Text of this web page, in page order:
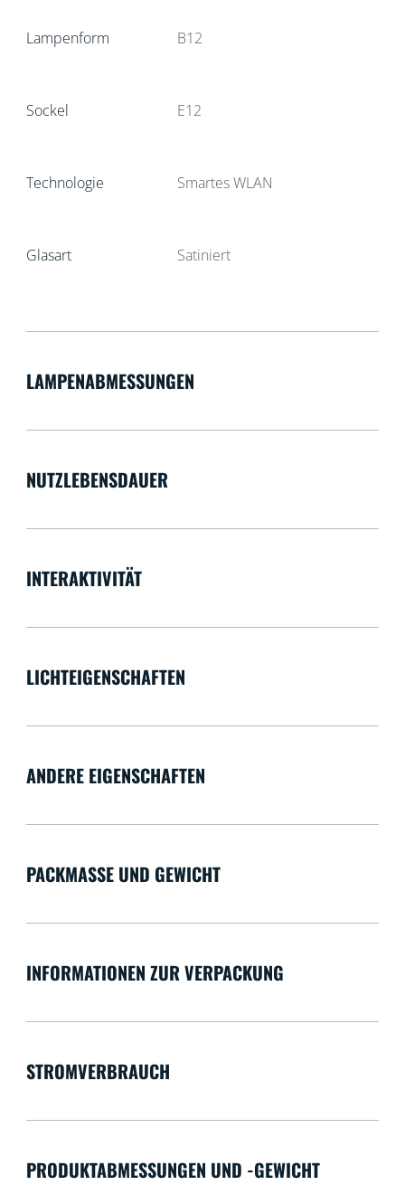
Lampenform B12
Sockel E12
Technologie Smartes WLAN
Glasart Satiniert
LAMPENABMESSUNGEN
NUTZLEBENSDAUER
INTERAKTIVITÄT
LICHTEIGENSCHAFTEN
ANDERE EIGENSCHAFTEN
PACKMASSE UND GEWICHT
INFORMATIONEN ZUR VERPACKUNG
STROMVERBRAUCH
PRODUKTABMESSUNGEN UND -GEWICHT